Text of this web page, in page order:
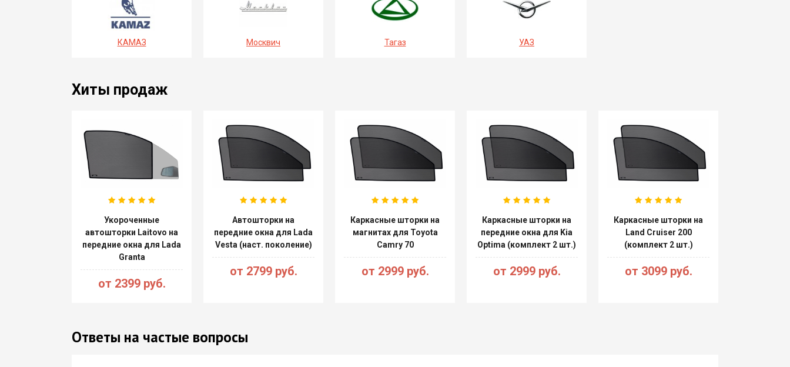
КАМАЗ Москвич Тагаз УАЗ
Хиты продаж
Укороченные
автошторки Laitovo на
передние окна для Lada
Granta
от 2399 руб.
Автошторки на
передние окна для Lada
Vesta (наст. поколение)
от 2799 руб.
Каркасные шторки на
магнитах для Toyota
Camry 70
от 2999 руб.
Каркасные шторки на
передние окна для Kia
Optima (комплект 2 шт.)
от 2999 руб.
Каркасные шторки на
Land Cruiser 200
(комплект 2 шт.)
от 3099 руб.
Ответы на частые вопросы